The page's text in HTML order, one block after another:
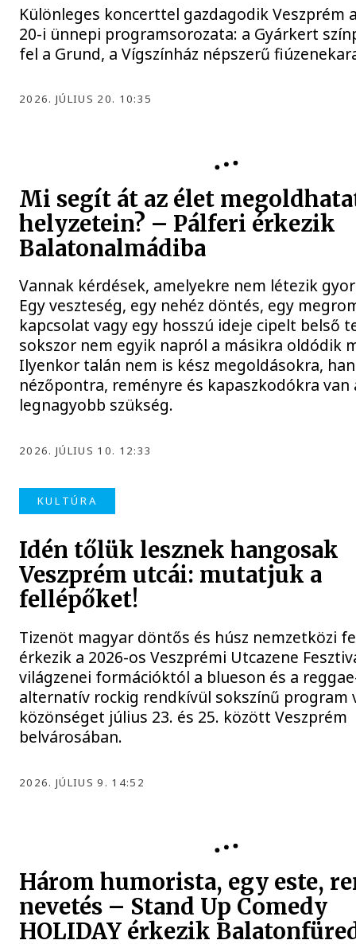
Különleges koncerttel gazdagodik Veszprém
20-i ünnepi programsorozata: a Gyárkert
fel a Grund, a Vígszínház népszerű
2026. JÚLIUS 20. 10:35
Mi segít át az élet
helyzetein? – Pálferi érkezik
Balatonalmádiba
Vannak kérdések, amelyekre nem létezik
Egy veszteség, egy nehéz döntés, egy
kapcsolat vagy egy hosszú ideje cipelt belső
sokszor nem egyik napról a másikra oldódik
Ilyenkor talán nem is kész megoldásokra,
nézőpontra, reményre és kapaszkodókra van
legnagyobb szükség.
2026. JÚLIUS 10. 12:33
KULTÚRA
Idén tőlük lesznek hangosak
Veszprém utcái: mutatjuk a
fellépőket!
Tizenöt magyar döntős és húsz nemzetközi
érkezik a 2026-os Veszprémi Utcazene
világzenei formációktól a blueson és a
alternatív rockig rendkívül sokszínű program
közönséget július 23. és 25. között Veszprém
belvárosában.
2026. JÚLIUS 9. 14:52
Három humorista, egy este,
nevetés – Stand Up Comedy
HOLIDAY érkezik